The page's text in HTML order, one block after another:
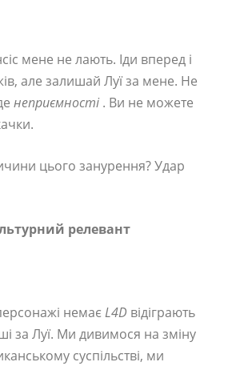
мене не лають. Іди вперед і
але залишай Луї за мене. Не
неприємності . Ви не можете
цього занурення? Удар
релевант
немає L4D відіграють
за Луї. Ми дивимося на зміну
суспільстві, ми